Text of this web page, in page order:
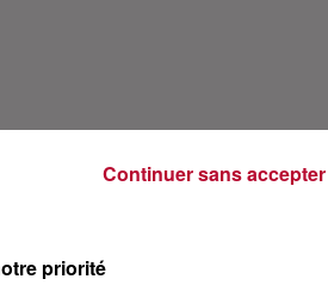
priorité
Continuer sans accepter